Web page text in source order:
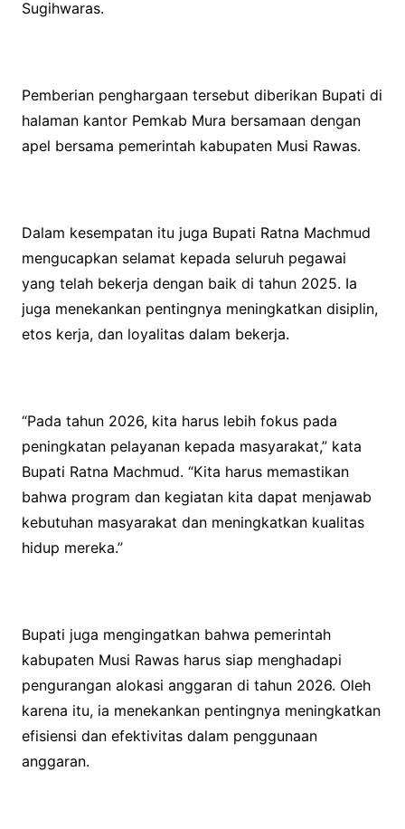
Sugihwaras.
Pemberian penghargaan tersebut diberikan Bupati di
halaman kantor Pemkab Mura bersamaan dengan
apel bersama pemerintah kabupaten Musi Rawas.
Dalam kesempatan itu juga Bupati Ratna Machmud
mengucapkan selamat kepada seluruh pegawai
yang telah bekerja dengan baik di tahun 2025. Ia
juga menekankan pentingnya meningkatkan disiplin,
etos kerja, dan loyalitas dalam bekerja.
“Pada tahun 2026, kita harus lebih fokus pada
peningkatan pelayanan kepada masyarakat,” kata
Bupati Ratna Machmud. “Kita harus memastikan
bahwa program dan kegiatan kita dapat menjawab
kebutuhan masyarakat dan meningkatkan kualitas
hidup mereka.”
Bupati juga mengingatkan bahwa pemerintah
kabupaten Musi Rawas harus siap menghadapi
pengurangan alokasi anggaran di tahun 2026. Oleh
karena itu, ia menekankan pentingnya meningkatkan
efisiensi dan efektivitas dalam penggunaan
anggaran.